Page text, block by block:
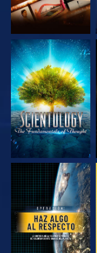
EXPLORA LAS
SERIES
VE